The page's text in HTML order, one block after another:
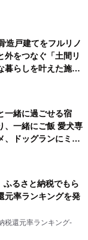
造戸建てをフルリノ
外をつなぐ「土間リ
暮らしを叶えた施工
スが公開
一緒に過ごせる宿
、一緒にご飯 愛犬専
、ドッグランにミニ
グとトレーラーハウ
ふるさと納税でもら
元率ランキングを発
税還元率ランキング-